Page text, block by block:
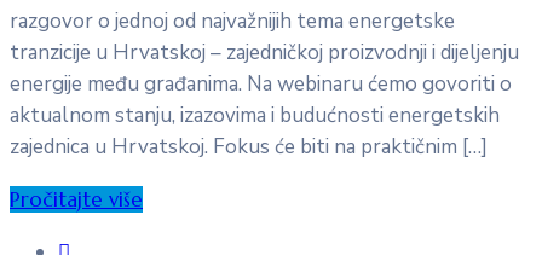
razgovor o jednoj od najvažnijih tema energetske
tranzicije u Hrvatskoj – zajedničkoj proizvodnji i dijeljenju
energije među građanima. Na webinaru ćemo govoriti o
aktualnom stanju, izazovima i budućnosti energetskih
zajednica u Hrvatskoj. Fokus će biti na praktičnim […]
Pročitajte više